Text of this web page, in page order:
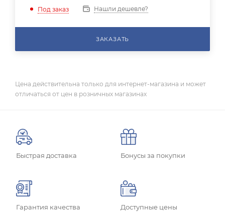
Под заказ Нашли дешевле?
ЗАКАЗАТЬ
Цена действительна только для интернет-магазина и может
отличаться от цен в розничных магазинах
Быстрая доставка Бонусы за покупки
Гарантия качества Доступные цены